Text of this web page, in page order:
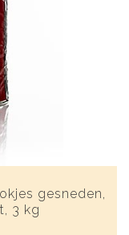
gesneden,
3 kg